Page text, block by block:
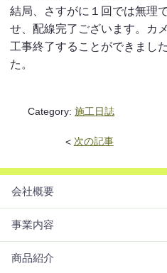
結局、さすがに１回では無理
せ、配線完了ございます。カ
工事終了することができまし
た。
Category: 施工日誌
< 次の記事
会社概要
事業内容
商品紹介